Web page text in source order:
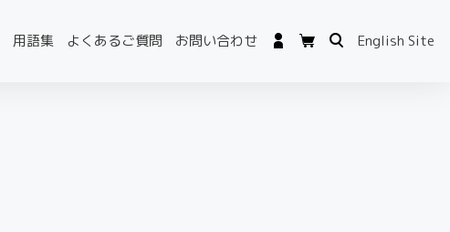
用語集 よくあるご質問 お問い合わせ English Site